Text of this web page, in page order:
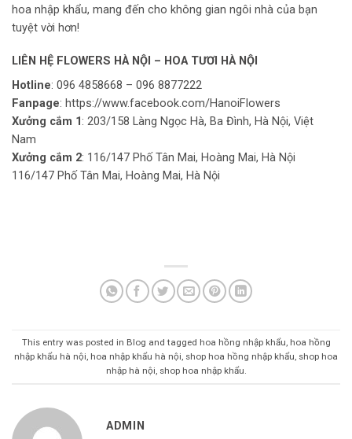
hoa nhập khẩu, mang đến cho không gian ngôi nhà của bạn
tuyệt vời hơn!
LIÊN HỆ FLOWERS HÀ NỘI – HOA TƯƠI HÀ NỘI
Hotline: 096 4858668 – 096 8877222
Fanpage: https://www.facebook.com/HanoiFlowers
Xưởng cắm 1: 203/158 Làng Ngọc Hà, Ba Đình, Hà Nội, Việt
Nam
Xưởng cắm 2: 116/147 Phố Tân Mai, Hoàng Mai, Hà Nội
116/147 Phố Tân Mai, Hoàng Mai, Hà Nội
This entry was posted in Blog and tagged hoa hồng nhập khẩu hoa hồng
nhập khẩu hà nội hoa nhập khẩu hà nội shop hoa hồng nhập khẩu shop hoa
nhập hà nội shop hoa nhập khẩu
ADMIN